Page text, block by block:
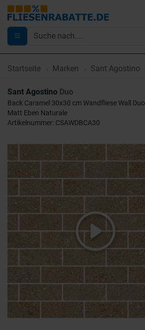
Startseite Marken Sant Agostino
Sant Agostino Duo
Back Caramel 30x30 cm Wandfliese Wall Duo
Matt Eben Naturale
Artikelnummer: CSAWDBCA30